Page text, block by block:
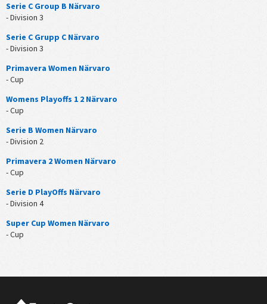
Serie C Group B Närvaro
- Division 3
Serie C Grupp C Närvaro
- Division 3
Primavera Women Närvaro
- Cup
Womens Playoffs 1 2 Närvaro
- Cup
Serie B Women Närvaro
- Division 2
Primavera 2 Women Närvaro
- Cup
Serie D PlayOffs Närvaro
- Division 4
Super Cup Women Närvaro
- Cup